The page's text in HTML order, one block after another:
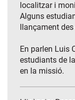
localitzar i
Alguns
llançament
En parlen Luis
estudiants de
en la missió.